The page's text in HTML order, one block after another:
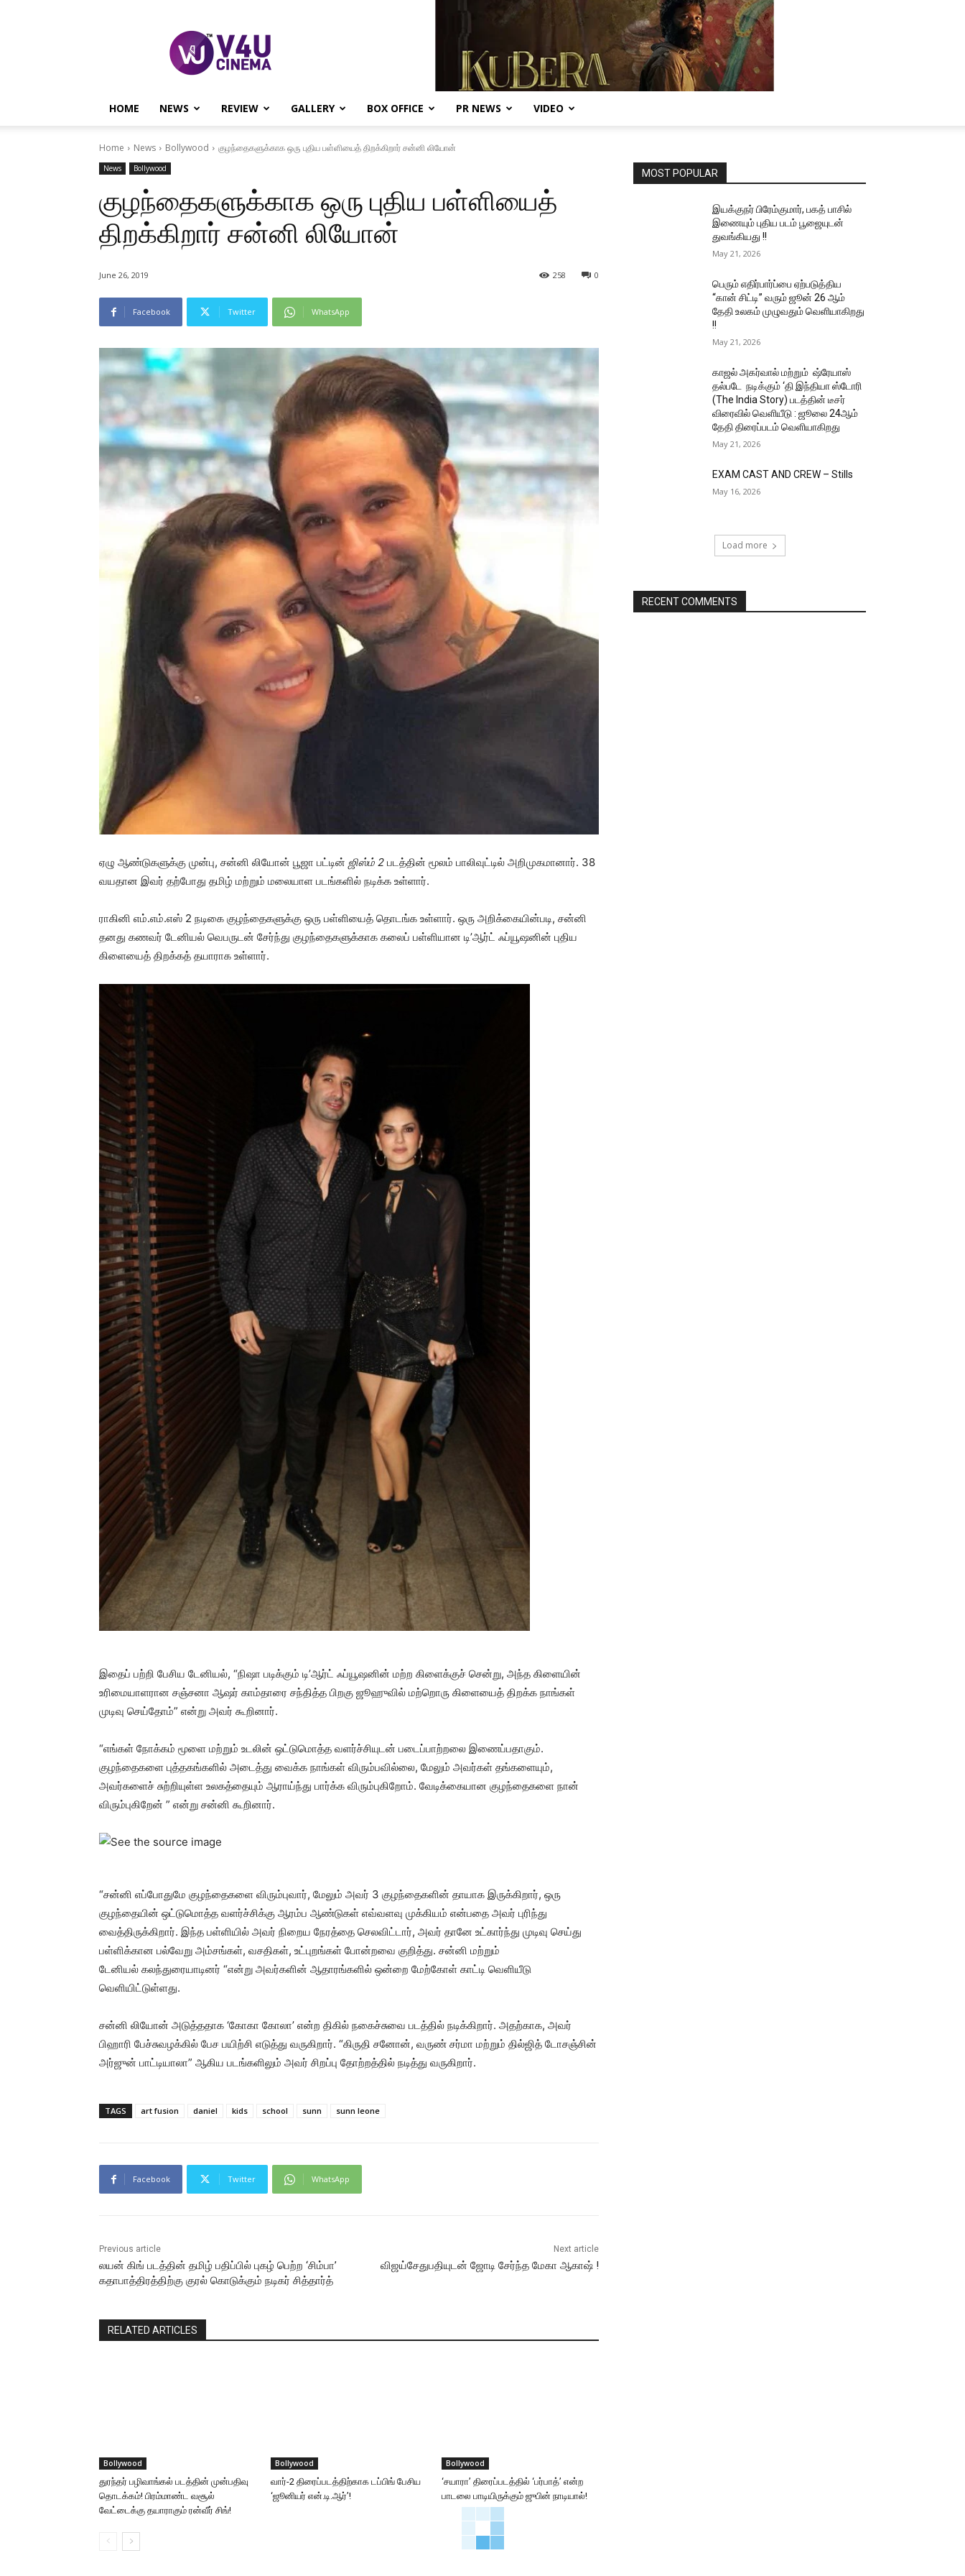
CINEMA
HOME NEWS REVIEW GALLERY BOX OFFICE PR NEWS VIDEO
Home News Bollywood குழந்தைகளுக்காக ஒரு புதிய பள்ளியைத் திறக்கிறார் சன்னி லியோன்
News Bollywood
குழந்தைகளுக்காக ஒரு புதிய பள்ளியைத்
திறக்கிறார் சன்னி லியோன்
June 26, 2019 0
258
Facebook Twitter WhatsApp
ஏழு ஆண்டுகளுக்கு முன்பு, சன்னி லியோன் பூஜா பட்டின் ஜிஸ்ம் 2 படத்தின் மூலம் பாலிவுட்டில் அறிமுகமானார். 38
வயதான இவர் தற்போது தமிழ் மற்றும் மலையாள படங்களில் நடிக்க உள்ளார்.
ராகினி எம்.எம்.எஸ் 2 நடிகை குழந்தைகளுக்கு ஒரு பள்ளியைத் தொடங்க உள்ளார். ஒரு அறிக்கையின்படி, சன்னி
தனது கணவர் டேனியல் வெபருடன் சேர்ந்து குழந்தைகளுக்காக கலைப் பள்ளியான டி’ஆர்ட் ஃப்யூஷனின் புதிய
கிளையைத் திறக்கத் தயாராக உள்ளார்.
இதைப் பற்றி பேசிய டேனியல், “நிஷா படிக்கும் டி’ஆர்ட் ஃப்யூஷனின் மற்ற கிளைக்குச் சென்று, அந்த கிளையின்
உரிமையாளரான சஞ்சனா ஆஷர் காம்தாரை சந்தித்த பிறகு ஜூஹுவில் மற்றொரு கிளையைத் திறக்க நாங்கள்
முடிவு செய்தோம்” என்று அவர் கூறினார்.
“எங்கள் நோக்கம் மூளை மற்றும் உடலின் ஒட்டுமொத்த வளர்ச்சியுடன் படைப்பாற்றலை இணைப்பதாகும்.
குழந்தைகளை புத்தகங்களில் அடைத்து வைக்க நாங்கள் விரும்பவில்லை, மேலும் அவர்கள் தங்களையும்,
அவர்களைச் சுற்றியுள்ள உலகத்தையும் ஆராய்ந்து பார்க்க விரும்புகிறோம். வேடிக்கையான குழந்தைகளை நான்
விரும்புகிறேன் ” என்று சன்னி கூறினார்.
“சன்னி எப்போதுமே குழந்தைகளை விரும்புவார், மேலும் அவர் 3 குழந்தைகளின் தாயாக இருக்கிறார், ஒரு
குழந்தையின் ஒட்டுமொத்த வளர்ச்சிக்கு ஆரம்ப ஆண்டுகள் எவ்வளவு முக்கியம் என்பதை அவர் புரிந்து
வைத்திருக்கிறார். இந்த பள்ளியில் அவர் நிறைய நேரத்தை செலவிட்டார், அவர் தானே உட்கார்ந்து முடிவு செய்து
பள்ளிக்கான பல்வேறு அம்சங்கள், வசதிகள், உட்புறங்கள் போன்றவை குறித்து. சன்னி மற்றும்
டேனியல் கலந்துரையாடினர் “என்று அவர்களின் ஆதாரங்களில் ஒன்றை மேற்கோள் காட்டி வெளியீடு
வெளியிட்டுள்ளது.
சன்னி லியோன் அடுத்ததாக ‘கோகா கோலா’ என்ற திகில் நகைச்சுவை படத்தில் நடிக்கிறார். அதற்காக, அவர்
பிஹாரி பேச்சுவழக்கில் பேச பயிற்சி எடுத்து வருகிறார். “கிருதி சனோன், வருண் சர்மா மற்றும் தில்ஜித் டோசஞ்சின்
அர்ஜுன் பாட்டியாலா” ஆகிய படங்களிலும் அவர் சிறப்பு தோற்றத்தில் நடித்து வருகிறார்.
TAGS art fusion daniel kids school sunn sunn leone
Facebook Twitter WhatsApp
Previous article
லயன் கிங் படத்தின் தமிழ் பதிப்பில் புகழ் பெற்ற ‘சிம்பா’
கதாபாத்திரத்திற்கு குரல் கொடுக்கும் நடிகர் சித்தார்த்
Next article
விஜய்சேதுபதியுடன் ஜோடி சேர்ந்த மேகா ஆகாஷ் !
RELATED ARTICLES
Bollywood
துரந்தர் பழிவாங்கல் படத்தின் முன்பதிவு
தொடக்கம்! பிரம்மாண்ட வசூல்
வேட்டைக்கு தயாராகும் ரன்வீர் சிங்!
Bollywood
வார்-2 திரைப்படத்திற்காக டப்பிங் பேசிய
‘ஜூனியர் என்.டி.ஆர்’!
Bollywood
‘சயாரா’ திரைப்படத்தில் ‘பர்பாத்’ என்ற
பாடலை பாடியிருக்கும் ஜுபின் நாடியால்!
MOST POPULAR
இயக்குநர் பிரேம்குமார், பகத் பாசில்
இணையும் புதிய படம் பூஜையுடன்
துவங்கியது !!
May 21, 2026
பெரும் எதிர்பார்ப்பை ஏற்படுத்திய
“கான் சிட்டி” வரும் ஜூன் 26 ஆம்
தேதி உலகம் முழுவதும் வெளியாகிறது
!!
May 21, 2026
காஜல் அகர்வால் மற்றும் ஷ்ரேயாஸ்
தல்படே நடிக்கும் ‘தி இந்தியா ஸ்டோரி
(The India Story) படத்தின் டீசர்
விரைவில் வெளியீடு : ஜூலை 24ஆம்
தேதி திரைப்படம் வெளியாகிறது
May 21, 2026
EXAM CAST AND CREW – Stills
May 16, 2026
Load more
RECENT COMMENTS